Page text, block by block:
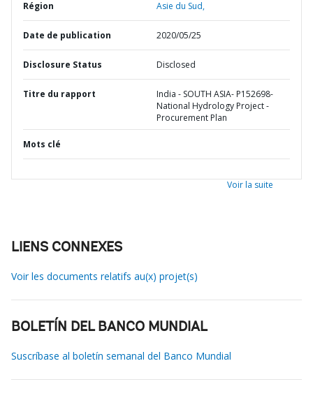
Région Asie du Sud,
Date de publication 2020/05/25
Disclosure Status Disclosed
Titre du rapport
India - SOUTH ASIA- P152698-
National Hydrology Project -
Procurement Plan
Mots clé
Voir la suite
LIENS CONNEXES
Voir les documents relatifs au(x) projet(s)
BOLETÍN DEL BANCO MUNDIAL
Suscríbase al boletín semanal del Banco Mundial